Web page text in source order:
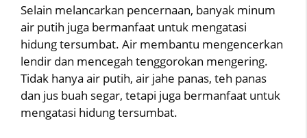
Selain melancarkan pencernaan, banyak minum
air putih juga bermanfaat untuk mengatasi
hidung tersumbat. Air membantu mengencerkan
lendir dan mencegah tenggorokan mengering.
Tidak hanya air putih, air jahe panas, teh panas
dan jus buah segar, tetapi juga bermanfaat untuk
mengatasi hidung tersumbat.